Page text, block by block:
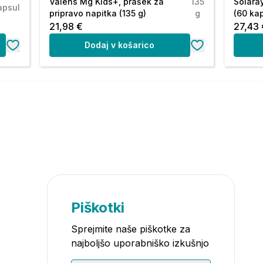
pripravo napitka (135 g)
g
21,98 €
Dodaj v košarico
(60
27,43
Piškotki
Sprejmite naše piškotke za
najboljšo uporabniško izkušnjo